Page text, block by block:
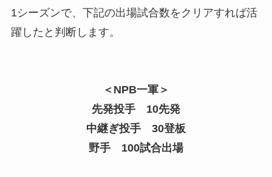
1シーズンで、下記の出場試合数をクリアすれば活
躍したと判断します。
＜NPB一軍＞
先発投手 10先発
中継ぎ投手 30登板
野手 100試合出場